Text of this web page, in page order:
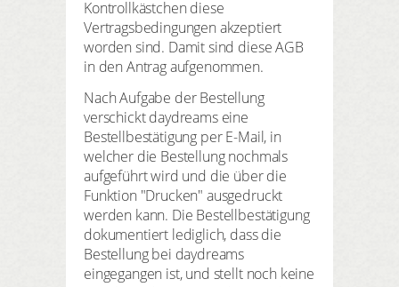
Kontrollkästchen diese
Vertragsbedingungen akzeptiert
worden sind. Damit sind diese AGB
in den Antrag aufgenommen.
Nach Aufgabe der Bestellung
verschickt daydreams eine
Bestellbestätigung per E-Mail, in
welcher die Bestellung nochmals
aufgeführt wird und die über die
Funktion "Drucken" ausgedruckt
werden kann. Die Bestellbestätigung
dokumentiert lediglich, dass die
Bestellung bei daydreams
eingegangen ist, und stellt noch keine